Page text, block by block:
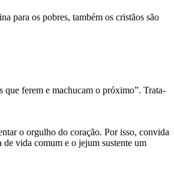
para os pobres, também os cristãos são
que ferem e machucam o próximo”. Trata-
o orgulho do coração. Por isso, convida
vida comum e o jejum sustente um